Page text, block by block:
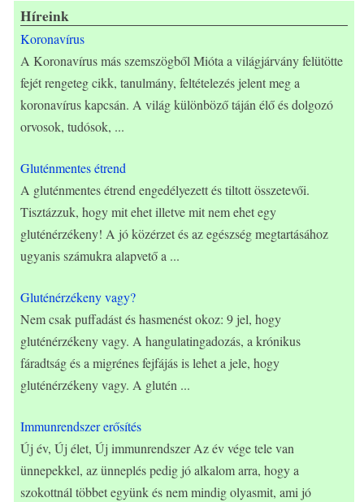
Híreink
Koronavírus
A Koronavírus más szemszögből Mióta a világjárvány felütötte
fejét rengeteg cikk, tanulmány, feltételezés jelent meg a
koronavírus kapcsán. A világ különböző táján élő és dolgozó
orvosok, tudósok, ...
Gluténmentes étrend
A gluténmentes étrend engedélyezett és tiltott összetevői.
Tisztázzuk, hogy mit ehet illetve mit nem ehet egy
gluténérzékeny! A jó közérzet és az egészség megtartásához
ugyanis számukra alapvető a ...
Gluténérzékeny vagy?
Nem csak puffadást és hasmenést okoz: 9 jel, hogy
gluténérzékeny vagy. A hangulatingadozás, a krónikus
fáradtság és a migrénes fejfájás is lehet a jele, hogy
gluténérzékeny vagy. A glutén ...
Immunrendszer erősítés
Új év, Új élet, Új immunrendszer Az év vége tele van
ünnepekkel, az ünneplés pedig jó alkalom arra, hogy a
szokottnál többet együnk és nem mindig olyasmit, ami jó